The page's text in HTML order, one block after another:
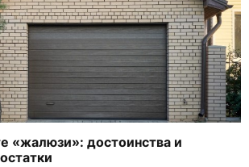
«жалюзи»: достоинства и